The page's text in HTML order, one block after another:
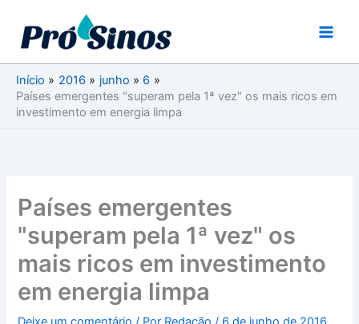
conteúdo
Início
2016 junho
6
Países emergentes "superam pela 1ª vez" os mais ricos em
investimento em energia limpa
Países emergentes
"superam pela 1ª vez" os
mais ricos em investimento
em energia limpa